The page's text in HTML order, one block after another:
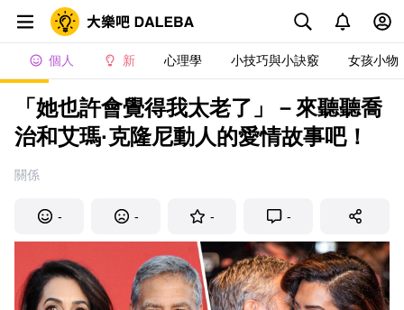
個人 新 心理學 小技巧與小訣竅 女孩小物
「她也許會覺得我太老了」－來聽聽喬
治和艾瑪·克隆尼動人的愛情故事吧！
關係
- - - -